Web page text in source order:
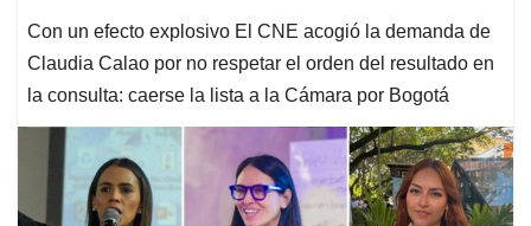
Con un efecto explosivo El CNE acogió la demanda de
Claudia Calao por no respetar el orden del resultado en
la consulta: caerse la lista a la Cámara por Bogotá